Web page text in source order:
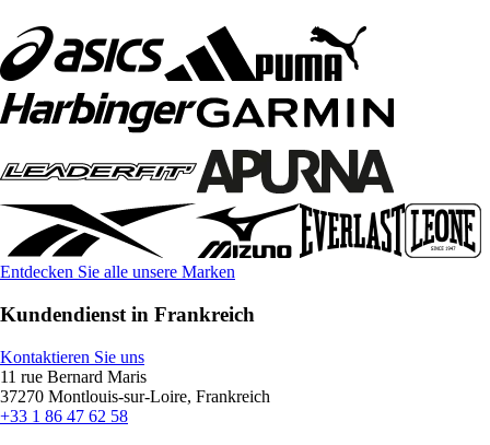
Entdecken Sie alle unsere Marken
Kundendienst in Frankreich
Kontaktieren Sie uns
11 rue Bernard Maris
37270 Montlouis-sur-Loire, Frankreich
+33 1 86 47 62 58